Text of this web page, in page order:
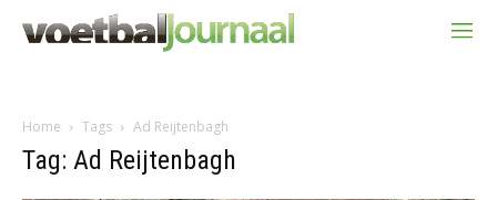
Home Tags Ad Reijtenbagh
Tag: Ad Reijtenbagh